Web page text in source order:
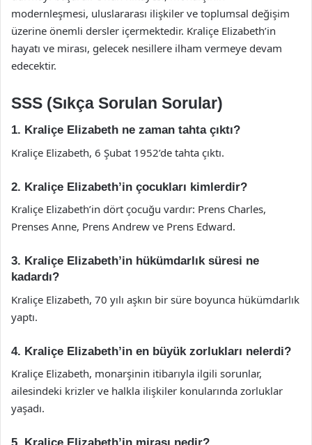
modernleşmesi, uluslararası ilişkiler ve toplumsal değişim
üzerine önemli dersler içermektedir. Kraliçe Elizabeth’in
hayatı ve mirası, gelecek nesillere ilham vermeye devam
edecektir.
SSS (Sıkça Sorulan Sorular)
1. Kraliçe Elizabeth ne zaman tahta çıktı?
Kraliçe Elizabeth, 6 Şubat 1952’de tahta çıktı.
2. Kraliçe Elizabeth’in çocukları kimlerdir?
Kraliçe Elizabeth’in dört çocuğu vardır: Prens Charles,
Prenses Anne, Prens Andrew ve Prens Edward.
3. Kraliçe Elizabeth’in hükümdarlık süresi ne
kadardı?
Kraliçe Elizabeth, 70 yılı aşkın bir süre boyunca hükümdarlık
yaptı.
4. Kraliçe Elizabeth’in en büyük zorlukları nelerdi?
Kraliçe Elizabeth, monarşinin itibarıyla ilgili sorunlar,
ailesindeki krizler ve halkla ilişkiler konularında zorluklar
yaşadı.